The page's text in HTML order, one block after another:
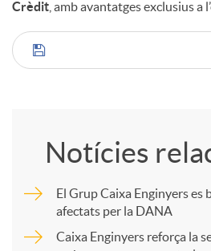
Crèdit , amb avantatges exclusius a
C
p
Notícies
El Grup Caixa Enginyers es
afectats per la DANA
Caixa Enginyers reforça la